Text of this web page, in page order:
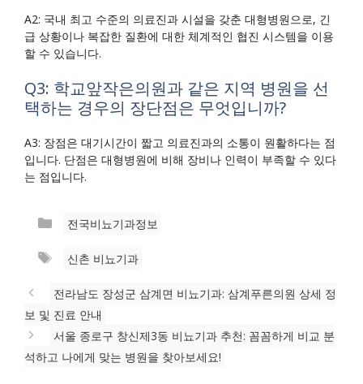
A2: 국내 최고 수준의 의료진과 시설을 갖춘 대형병원으로, 긴
급 상황이나 복잡한 질환에 대한 체계적인 협진 시스템을 이용
할 수 있습니다.
Q3: 학교앞작은의원과 같은 지역 병원을 선
택하는 경우의 장단점은 무엇입니까?
A3: 장점은 대기시간이 짧고 의료진과의 소통이 원활하다는 점
입니다. 단점은 대형병원에 비해 장비나 인력이 부족할 수 있다
는 점입니다.
카
고
전국비뇨기과정보
태
신촌 비뇨기과
전라남도 장성군 삼계면 비뇨기과: 삼계푸른의원 상세 정
보 및 진료 안내
서울 종로구 창신제3동 비뇨기과 추천: 꼼꼼하게 비교 분
석하고 나에게 맞는 병원을 찾아보세요!